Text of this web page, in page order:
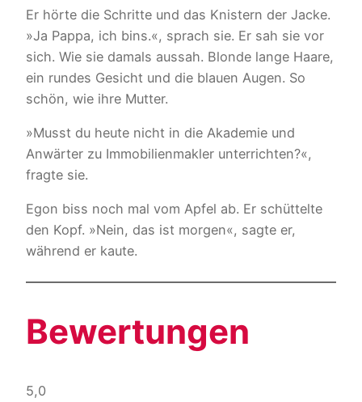
Er hörte die Schritte und das Knistern der Jacke.
»Ja Pappa, ich bins.«, sprach sie. Er sah sie vor
sich. Wie sie damals aussah. Blonde lange Haare,
ein rundes Gesicht und die blauen Augen. So
schön, wie ihre Mutter.
»Musst du heute nicht in die Akademie und
Anwärter zu Immobilienmakler unterrichten?«,
fragte sie.
Egon biss noch mal vom Apfel ab. Er schüttelte
den Kopf. »Nein, das ist morgen«, sagte er,
während er kaute.
Bewertungen
5,0